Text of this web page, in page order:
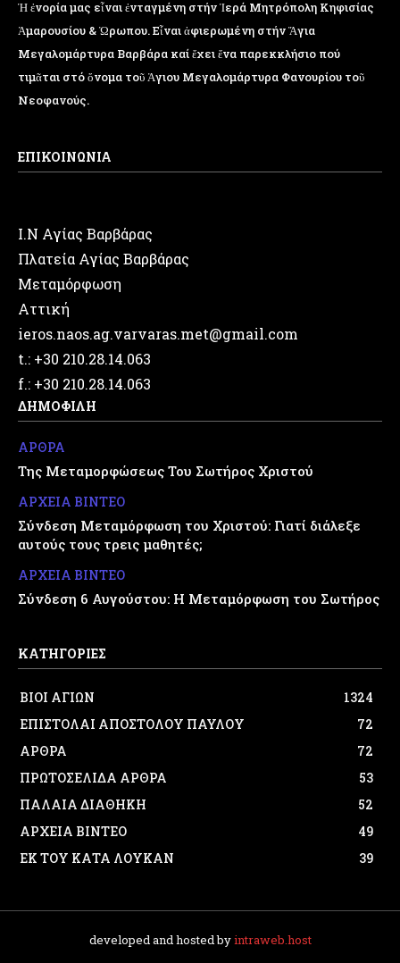
Ἡ ἐνορία μας εἶναι ἐνταγμένη στήν Ἱερά Μητρόπολη Κηφισίας
Ἁμαρουσίου & Ὠρωπου. Εἶναι ἀφιερωμένη στήν Ἅγια
Μεγαλομάρτυρα Βαρβάρα καί ἔχει ἕνα παρεκκλήσιο πού
τιμᾶται στό ὄνομα τοῦ Ἁγιου Μεγαλομάρτυρα Φανουρίου τοῦ
Νεοφανούς.
ΕΠΙΚΟΙΝΩΝΙΑ
Ι.Ν Αγίας Βαρβάρας
Πλατεία Αγίας Βαρβάρας
Μεταμόρφωση
Αττική
ieros.naos.ag.varvaras.met@gmail.com
t.: +30 210.28.14.063
f.: +30 210.28.14.063
ΔΗΜΟΦΙΛΗ
ΑΡΘΡΑ
Της Μεταμορφώσεως Του Σωτήρος Χριστού
ΑΡΧΕΙΑ ΒΙΝΤΕΟ
Σύνδεση Μεταμόρφωση του Χριστού: Γιατί διάλεξε
αυτούς τους τρεις μαθητές;
ΑΡΧΕΙΑ ΒΙΝΤΕΟ
Σύνδεση 6 Αυγούστου: Η Μεταμόρφωση του Σωτήρος
ΚΑΤΗΓΟΡΙΕΣ
ΒΙΟΙ ΑΓΙΩΝ
1324
ΕΠΙΣΤΟΛΑΙ ΑΠΟΣΤΟΛΟΥ ΠΑΥΛΟΥ
72
ΑΡΘΡΑ
72
ΠΡΩΤΟΣΕΛΙΔΑ ΑΡΘΡΑ
53
ΠΑΛΑΙΑ ΔΙΑΘΗΚΗ
52
ΑΡΧΕΙΑ ΒΙΝΤΕΟ
49
ΕΚ ΤΟΥ ΚΑΤΑ ΛΟΥΚΑΝ
39
developed and hosted byintraweb.host